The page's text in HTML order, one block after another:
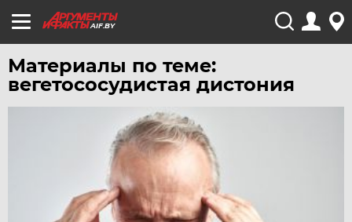
AIF.BY
Материалы по теме:
вегетососудистая дистония